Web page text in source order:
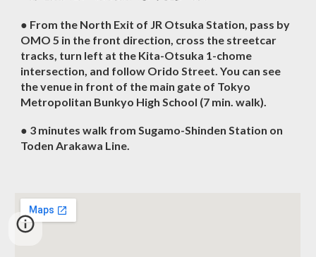
● From the North Exit of JR Otsuka Station, pass by
OMO 5 in the front direction, cross the streetcar
tracks, turn left at the Kita-Otsuka 1-chome
intersection, and follow Orido Street. You can see
the venue in front of the main gate of Tokyo
Metropolitan Bunkyo High School (7 min. walk).
● 3 minutes walk from Sugamo-Shinden Station on
Toden Arakawa Line.